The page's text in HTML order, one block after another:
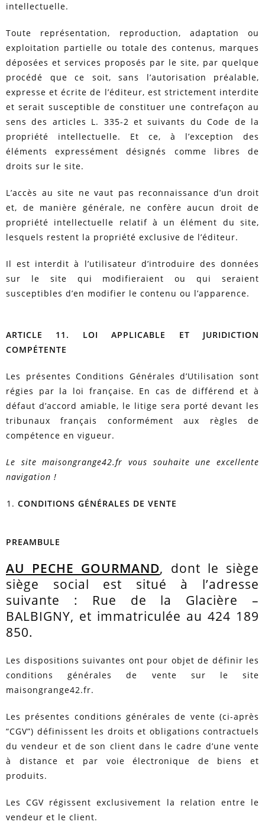
intellectuelle.
Toute représentation, reproduction, adaptation ou
exploitation partielle ou totale des contenus, marques
déposées et services proposés par le site, par quelque
procédé que ce soit, sans l’autorisation préalable,
expresse et écrite de l’éditeur, est strictement interdite
et serait susceptible de constituer une contrefaçon au
sens des articles L. 335-2 et suivants du Code de la
propriété intellectuelle. Et ce, à l’exception des
éléments expressément désignés comme libres de
droits sur le site.
L’accès au site ne vaut pas reconnaissance d’un droit
et, de manière générale, ne confère aucun droit de
propriété intellectuelle relatif à un élément du site,
lesquels restent la propriété exclusive de l’éditeur.
Il est interdit à l’utilisateur d’introduire des données
sur le site qui modifieraient ou qui seraient
susceptibles d’en modifier le contenu ou l’apparence.
ARTICLE 11. LOI APPLICABLE ET JURIDICTION
COMPÉTENTE
Les présentes Conditions Générales d’Utilisation sont
régies par la loi française. En cas de différend et à
défaut d’accord amiable, le litige sera porté devant les
tribunaux français conformément aux règles de
compétence en vigueur.
Le site maisongrange42.fr vous souhaite une excellente
navigation !
CONDITIONS GÉNÉRALES DE VENTE
PREAMBULE
AU PECHE GOURMAND, dont le siège
siège social est situé à l’adresse
suivante : Rue de la Glacière –
BALBIGNY, et immatriculée au 424 189
850.
Les dispositions suivantes ont pour objet de définir les
conditions générales de vente sur le site
maisongrange42.fr.
Les présentes conditions générales de vente (ci-après
“CGV”) définissent les droits et obligations contractuels
du vendeur et de son client dans le cadre d’une vente
à distance et par voie électronique de biens et
produits.
Les CGV régissent exclusivement la relation entre le
vendeur et le client.